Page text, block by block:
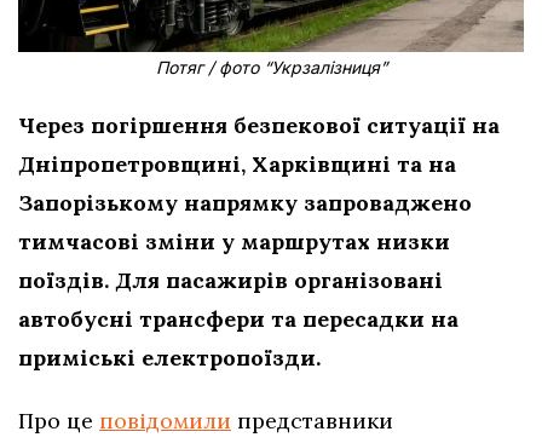
Потяг / фото “Укрзалізниця”
Через погіршення безпекової ситуації на
Дніпропетровщині, Харківщині та на
Запорізькому напрямку запроваджено
тимчасові зміни у маршрутах низки
поїздів. Для пасажирів організовані
автобусні трансфери та пересадки на
приміські електропоїзди.
Про це повідомили представники